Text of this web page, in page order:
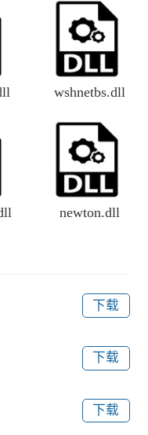
wshnetbs.dll
newton.dll
下载
下载
下载